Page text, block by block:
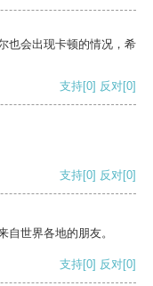
也会出现卡顿的情况，希
支持[0] 反对[0]
支持[0] 反对[0]
自世界各地的朋友。
支持[0] 反对[0]